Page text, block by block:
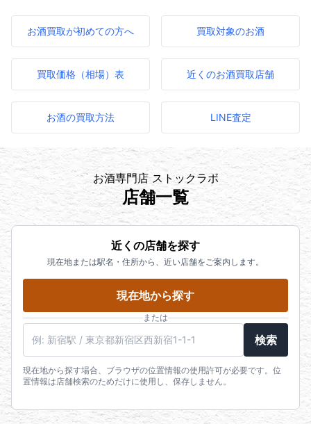
お酒買取が初めての方へ 買取対象のお酒
買取価格（相場）表 近くのお酒買取店舗
お酒の買取方法 LINE査定
お酒専門店 ストックラボ
店舗一覧
近くの店舗を探す
現在地または駅名・住所から、近い店舗をご案内します。
現在地から探す
または
検索
現在地から探す場合、ブラウザの位置情報の使用許可が必要です。位
置情報は店舗検索のためだけに使用し、保存しません。